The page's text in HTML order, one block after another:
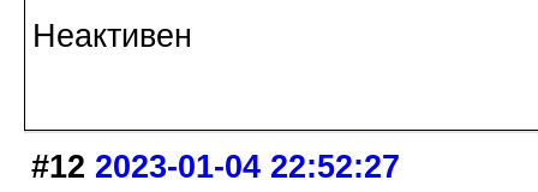
Неактивен
#12 2023-01-04 22:52:27